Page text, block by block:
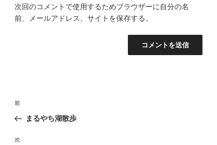
次回のコメントで使用するためブラウザーに自分の名
前、メールアドレス、サイトを保存する。
投
ナ
ビ
過
去
投
前
まるやち湖散歩
次
次